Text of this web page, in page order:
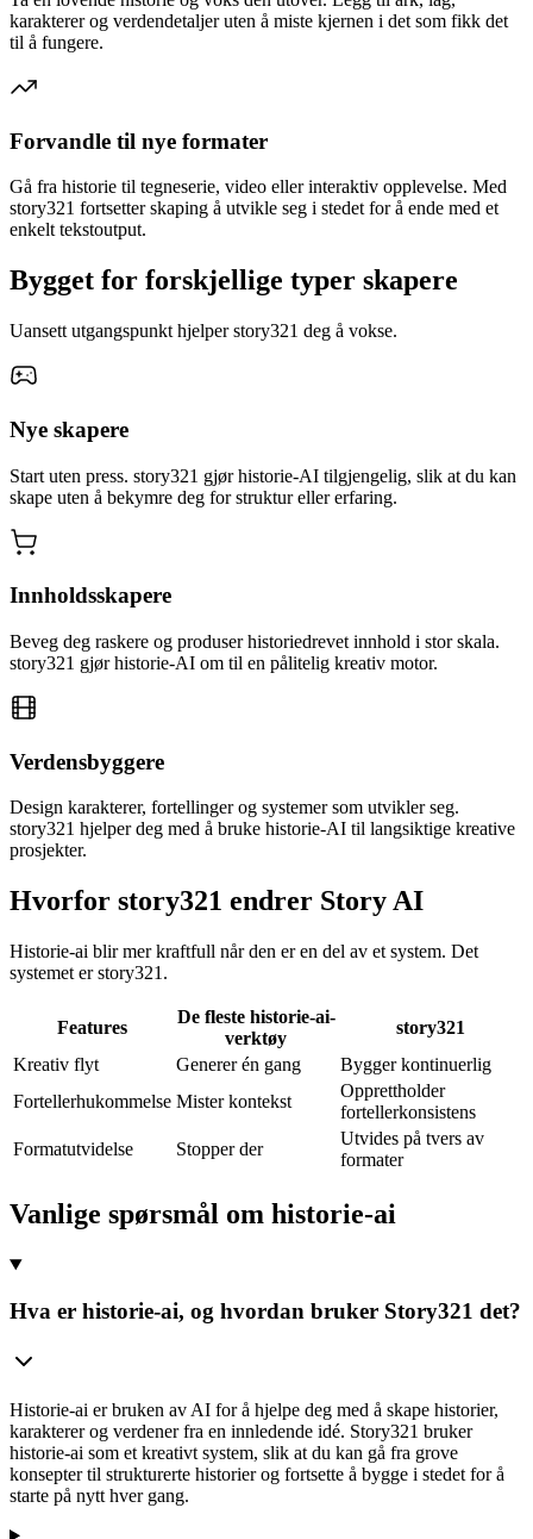
karakterer og verdendetaljer uten å miste kjernen i det som fikk det
til å fungere.
Forvandle til nye formater
Gå fra historie til tegneserie, video eller interaktiv opplevelse. Med
story321 fortsetter skaping å utvikle seg i stedet for å ende med et
enkelt tekstoutput.
Bygget for forskjellige typer skapere
Uansett utgangspunkt hjelper story321 deg å vokse.
Nye skapere
Start uten press. story321 gjør historie-AI tilgjengelig, slik at du kan
skape uten å bekymre deg for struktur eller erfaring.
Innholdsskapere
Beveg deg raskere og produser historiedrevet innhold i stor skala.
story321 gjør historie-AI om til en pålitelig kreativ motor.
Verdensbyggere
Design karakterer, fortellinger og systemer som utvikler seg.
story321 hjelper deg med å bruke historie-AI til langsiktige kreative
prosjekter.
Hvorfor story321 endrer Story AI
Historie-ai blir mer kraftfull når den er en del av et system. Det
systemet er story321.
Features
De fleste historie-ai-
verktøy
story321
Kreativ flyt
Generer én gang
Bygger kontinuerlig
Fortellerhukommelse Mister kontekst
Opprettholder
fortellerkonsistens
Formatutvidelse
Stopper der
Utvides på tvers av
formater
Vanlige spørsmål om historie-ai
Hva er historie-ai, og hvordan bruker Story321 det?
Historie-ai er bruken av AI for å hjelpe deg med å skape historier,
karakterer og verdener fra en innledende idé. Story321 bruker
historie-ai som et kreativt system, slik at du kan gå fra grove
konsepter til strukturerte historier og fortsette å bygge i stedet for å
starte på nytt hver gang.